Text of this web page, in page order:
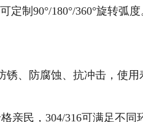
制90°/180°/360°旋转弧度
、防腐蚀、抗冲击，使
亲民，304/316可满足不